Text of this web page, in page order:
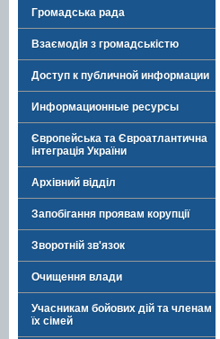
Громадська рада
Взаємодія з громадськістю
Доступ к публичной информации
Информационные ресурсы
Європейська та Євроатлантична
інтеграція України
Архівний відділ
Запобігання проявам корупції
Зворотній зв'язок
Очищення влади
Учасникам бойових дій та членам
їх сімей